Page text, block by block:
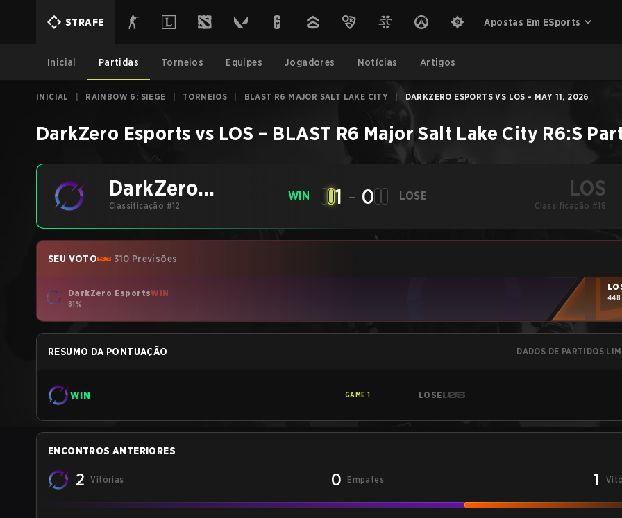
STRAFE Apostas Em ESports
Inicial Partidas Torneios Equipes Jogadores Notícias Artigos
INICIAL RAINBOW 6: SIEGE TORNEIOS BLAST R6 MAJOR SALT LAKE CITY DARKZERO ESPORTS VS LOS - MAY 11, 2026
DarkZero Esports vs LOS – BLAST R6 Major Salt Lake City R6:S
DarkZero
Esports
Classificação #12
WIN 1 - 0 LOSE LOS
Classificação #18
SEU VOTO 310 Previsões
DarkZero EsportsWIN
81%
RESUMO DA PONTUAÇÃO DADOS DE PARTIDOS
WIN GAME 1 LOSE
ENCONTROS ANTERIORES
2 Vitórias 0 Empates 1